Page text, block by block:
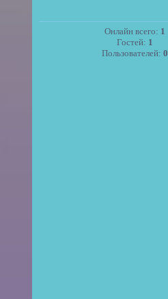
Онлайн всего: 1
Гостей: 1
Пользователей: 0